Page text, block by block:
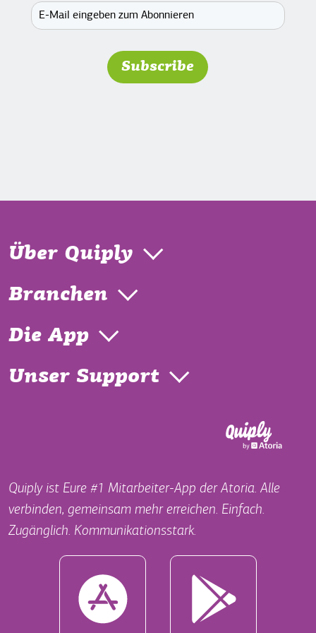
Über Quiply
Branchen
Die App
Unser Support
Quiply ist Eure #1 Mitarbeiter-App der Atoria. Alle
verbinden, gemeinsam mehr erreichen. Einfach.
Zugänglich. Kommunikationsstark.